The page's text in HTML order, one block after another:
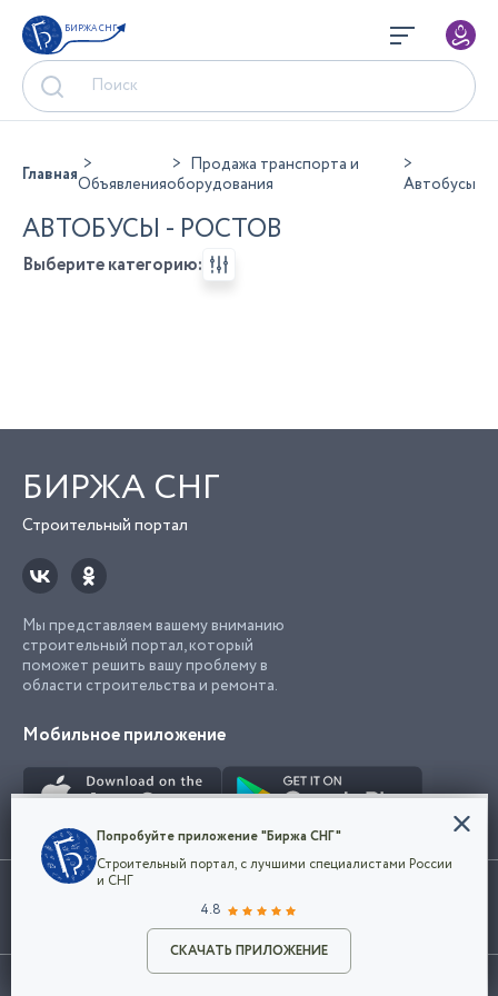
БИРЖА СНГ
Разместить объявление
ГлавнаяОбъявления
Продажа транспорта и
оборудования
Автобусы
АВТОБУСЫ - РОСТОВ
Выберите категорию:
БИРЖА СНГ
Строительный портал
Мы представляем вашему вниманию
строительный портал, который
поможет решить вашу проблему в
области строительства и ремонта.
Мобильное приложение
Использование сайта, в том числе подача объявлений, означает
марки представленные на сайте являются собственностью их
©2026Биржа СНГ
Конфиденциальность
Мы используем файлы cookie, чтобы сделать
наш сайт удобным для каждого
Политикой конфиденциальности компании
и принимаете условия использования cookie.
Попробуйте приложение "Биржа СНГ"
Строительный портал, с лучшими специалистами России
и СНГ
4.8
СКАЧАТЬ ПРИЛОЖЕНИЕ